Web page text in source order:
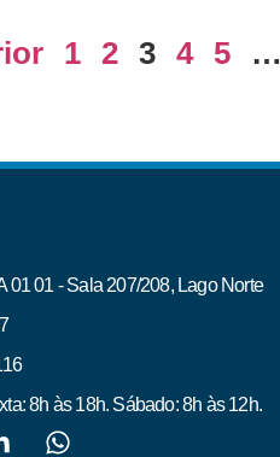
1 2 3 4 5 …
01 01 - Sala 207/208, Lago Norte
8h às 18h. Sábado: 8h às 12h.